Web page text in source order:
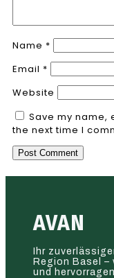
Name *
Email *
Website
Save my name,
the next time I
AVAN
Ihr
Region Basel –
und